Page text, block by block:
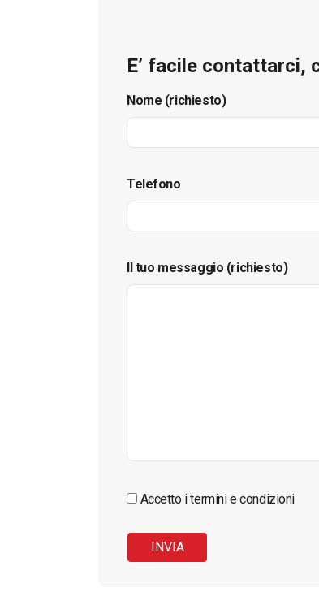
E’ facile contattarci,
Nome (richiesto)
Telefono
Il tuo messaggio (richiesto)
Accetto i termini e condizioni